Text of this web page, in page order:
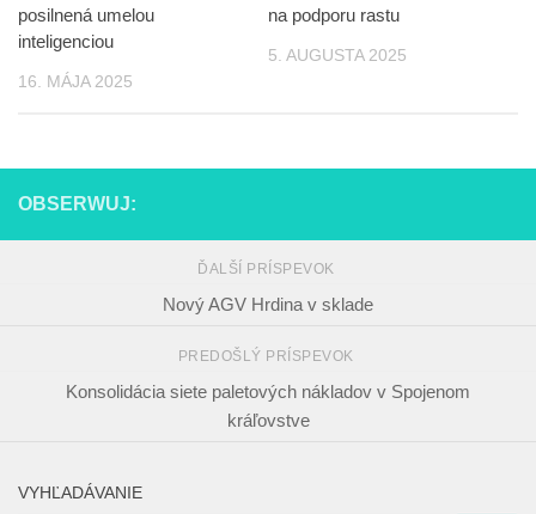
posilnená umelou
inteligenciou
16. MÁJA 2025
na podporu rastu
5. AUGUSTA 2025
OBSERWUJ:
ĎALŠÍ PRÍSPEVOK
Nový AGV Hrdina v sklade
PREDOŠLÝ PRÍSPEVOK
Konsolidácia siete paletových nákladov v Spojenom
kráľovstve
VYHĽADÁVANIE